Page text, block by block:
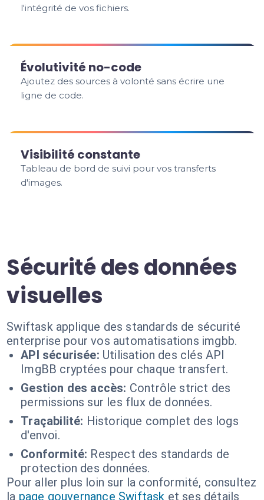
l'intégrité de vos fichiers.
Évolutivité no-code
Ajoutez des sources à volonté sans écrire une
ligne de code.
Visibilité constante
Tableau de bord de suivi pour vos transferts
d'images.
Sécurité des données
visuelles
Swiftask applique des standards de sécurité
enterprise pour vos automatisations imgbb.
API sécurisée: Utilisation des clés API
ImgBB cryptées pour chaque transfert.
Gestion des accès: Contrôle strict des
permissions sur les flux de données.
Traçabilité: Historique complet des logs
d'envoi.
Conformité: Respect des standards de
protection des données.
Pour aller plus loin sur la conformité, consultez
la page gouvernance Swiftask et ses détails